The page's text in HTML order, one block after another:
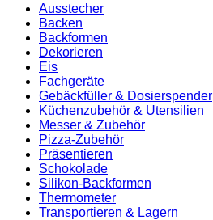
Ausstecher
Backen
Backformen
Dekorieren
Eis
Fachgeräte
Gebäckfüller & Dosierspender
Küchenzubehör & Utensilien
Messer & Zubehör
Pizza-Zubehör
Präsentieren
Schokolade
Silikon-Backformen
Thermometer
Transportieren & Lagern